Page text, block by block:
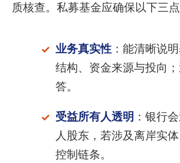
质核查。私募基金应确保以下三点
业务真实性：能清晰说
结构、资金来源与投向
答。
受益所有人透明 ：银行
人股东，若涉及离岸实
控制链条。